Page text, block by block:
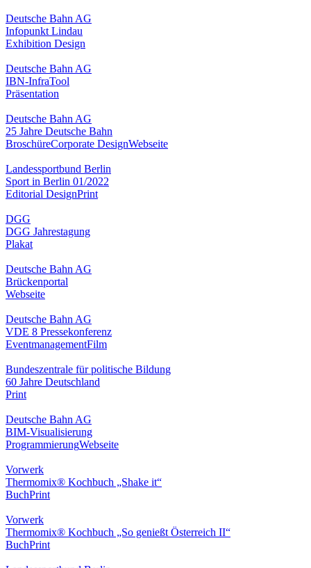
Deutsche Bahn AG
Infopunkt Lindau
Exhibition Design
Deutsche Bahn AG
IBN-InfraTool
Präsentation
Deutsche Bahn AG
25 Jahre Deutsche Bahn
BroschüreCorporate DesignWebseite
Landessportbund Berlin
Sport in Berlin 01/2022
Editorial DesignPrint
DGG
DGG Jahrestagung
Plakat
Deutsche Bahn AG
Brückenportal
Webseite
Deutsche Bahn AG
VDE 8 Pressekonferenz
EventmanagementFilm
Bundeszentrale für politische Bildung
60 Jahre Deutschland
Print
Deutsche Bahn AG
BIM-Visualisierung
ProgrammierungWebseite
Vorwerk
Thermomix® Kochbuch „Shake it“
BuchPrint
Vorwerk
Thermomix® Kochbuch „So genießt Österreich II“
BuchPrint